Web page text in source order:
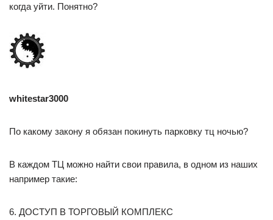
когда уйти. Понятно?
whitestar3000
По какому закону я обязан покинуть парковку тц ночью?
В каждом ТЦ можно найти свои правила, в одном из наших
например такие:
6. ДОСТУП В ТОРГОВЫЙ КОМПЛЕКС